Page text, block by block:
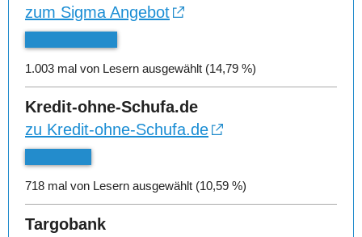
zum Sigma Angebot
1.003 mal von Lesern ausgewählt (14,79 %)
Kredit-ohne-Schufa.de
zu Kredit-ohne-Schufa.de
718 mal von Lesern ausgewählt (10,59 %)
Targobank